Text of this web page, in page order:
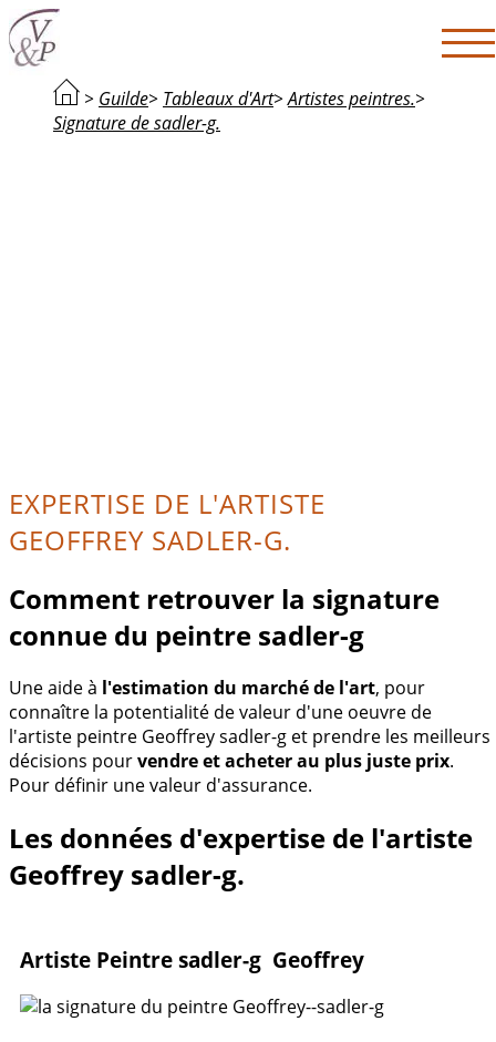
> Guilde> Tableaux d'Art>Artistes peintres.>
Signature de sadler-g.
EXPERTISE DE L'ARTISTE
GEOFFREY SADLER-G.
Comment retrouver la signature
connue du peintre sadler-g
Une aide à l'estimation du marché de l'art, pour
connaître la potentialité de valeur d'une oeuvre de
l'artiste peintre Geoffrey sadler-g et prendre les meilleurs
décisions pourvendre et acheter au plus juste prix.
Pour définir une valeur d'assurance.
Les données d'expertise de l'artiste
Geoffrey sadler-g.
Artiste Peintre sadler-g Geoffrey